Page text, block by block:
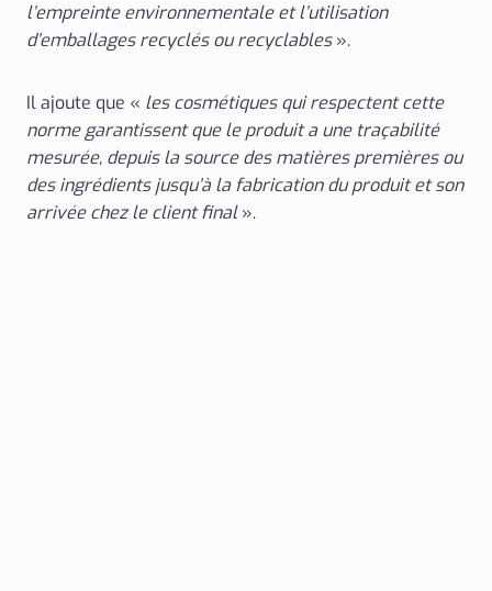
l’empreinte environnementale et l’utilisation
d’emballages recyclés ou recyclables».
Il ajoute que « les cosmétiques qui respectent cette
norme garantissent que le produit a une traçabilité
mesurée, depuis la source des matières premières ou
des ingrédients jusqu’à la fabrication du produit et son
arrivée chez le client final».